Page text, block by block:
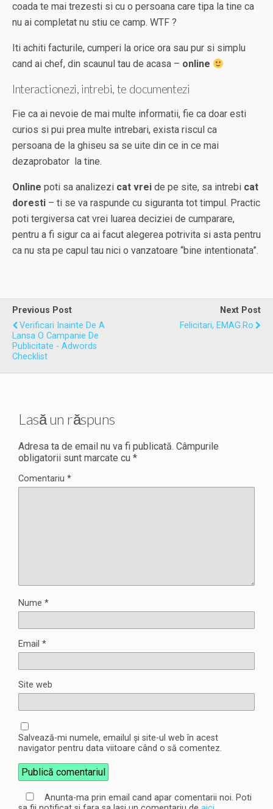
coada te mai trezesti si cu o persoana care tipa la tine ca
nu ai completat nu stiu ce camp. WTF ?
Iti achiti facturile, cumperi la orice ora sau pur si simplu
cand ai chef, din scaunul tau de acasa – online
Interactionezi, intrebi, te documentezi
Fie ca ai nevoie de mai multe informatii, fie ca doar esti
curios si pui prea multe intrebari, exista riscul ca
persoana de la ghiseu sa se uite din ce in ce mai
dezaprobator la tine.
Online poti sa analizezi cat vrei de pe site, sa intrebi cat
doresti – ti se va raspunde cu siguranta tot timpul. Practic
poti tergiversa cat vrei luarea deciziei de cumparare,
pentru a fi sigur ca ai facut alegerea potrivita si asta pentru
ca nu sta pe capul tau nici o vanzatoare “bine intentionata”.
Previous Post
Verificari Inainte De A
Lansa O Campanie De
Publicitate - Adwords
Checklist
Next Post
Felicitari, EMAG.ro
Lasă un răspuns
Adresa ta de email nu va fi publicată. Câmpurile
obligatorii sunt marcate cu *
Comentariu *
Nume *
Email *
Site web
Salvează-mi numele, emailul și site-ul web în acest
navigator pentru data viitoare când o să comentez.
Anunta-ma prin email cand apar comentarii noi. Poti